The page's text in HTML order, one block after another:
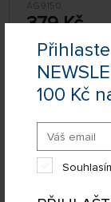
100 Kč
AG9150
379 Kč
Sada Nářadí